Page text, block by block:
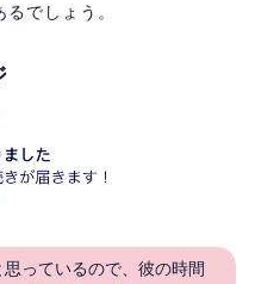
でしょう。
っているので、彼の時間